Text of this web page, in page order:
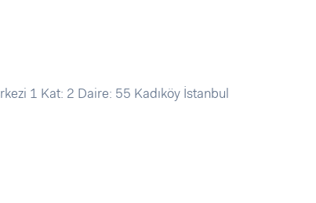
1 Kat: 2 Daire: 55 Kadıköy İstanbul